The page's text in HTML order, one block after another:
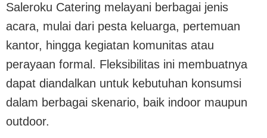
Saleroku Catering melayani berbagai jenis
acara, mulai dari pesta keluarga, pertemuan
kantor, hingga kegiatan komunitas atau
perayaan formal. Fleksibilitas ini membuatnya
dapat diandalkan untuk kebutuhan konsumsi
dalam berbagai skenario, baik indoor maupun
outdoor.